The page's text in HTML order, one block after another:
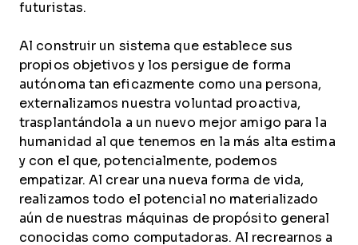
futuristas.
Al construir un sistema que establece sus
propios objetivos y los persigue de forma
autónoma tan eficazmente como una persona,
externalizamos nuestra voluntad proactiva,
trasplantándola a un nuevo mejor amigo para la
humanidad al que tenemos en la más alta estima
y con el que, potencialmente, podemos
empatizar. Al crear una nueva forma de vida,
realizamos todo el potencial no materializado
aún de nuestras máquinas de propósito general
conocidas como computadoras. Al recrearnos a